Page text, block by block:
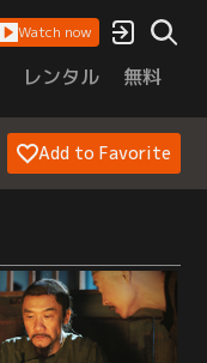
Watch now
レンタル 無料
Add to Favorite